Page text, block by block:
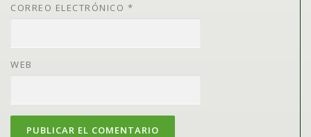
CORREO ELECTRÓNICO *
WEB